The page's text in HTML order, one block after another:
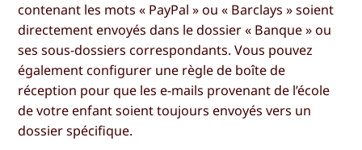
contenant les mots « PayPal » ou « Barclays » soient
directement envoyés dans le dossier « Banque » ou
ses sous-dossiers correspondants. Vous pouvez
également configurer une règle de boîte de
réception pour que les e-mails provenant de l’école
de votre enfant soient toujours envoyés vers un
dossier spécifique.